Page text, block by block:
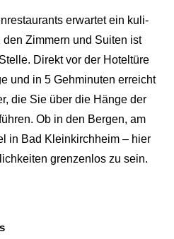
erwar­tet ein kuli­
Zim­mern und Sui­ten ist
Direkt vor der Hotel­tü­re
und in 5 Geh­mi­nu­ten erreicht
die Sie über die Hän­ge der
Ob in den Ber­gen, am
in Bad Klein­kirch­heim – hier
gren­zen­los zu sein.